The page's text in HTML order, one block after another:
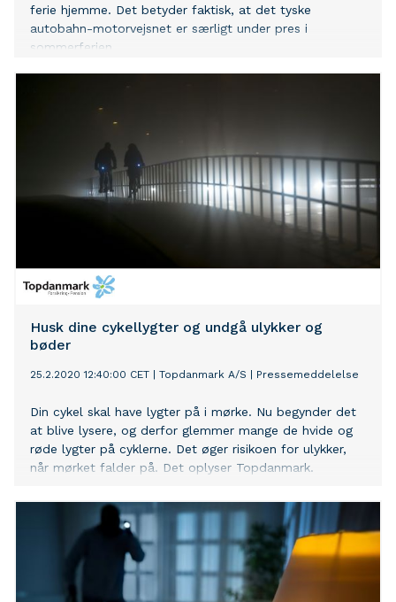
ferie hjemme. Det betyder faktisk, at det tyske
autobahn-motorvejsnet er særligt under pres i
sommerferien
Husk dine cykellygter og undgå ulykker og
bøder
25.2.2020 12:40:00 CET Topdanmark A/S Pressemeddelelse
Din cykel skal have lygter på i mørke. Nu begynder det
at blive lysere, og derfor glemmer mange de hvide og
røde lygter på cyklerne. Det øger risikoen for ulykker,
når mørket falder på. Det oplyser Topdanmark.